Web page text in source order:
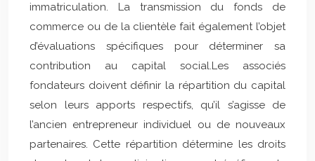
immatriculation. La transmission du fonds de
commerce ou de la clientèle fait également l’objet
d’évaluations spécifiques pour déterminer sa
contribution au capital social.Les associés
fondateurs doivent définir la répartition du capital
selon leurs apports respectifs, qu’il s’agisse de
l’ancien entrepreneur individuel ou de nouveaux
partenaires. Cette répartition détermine les droits